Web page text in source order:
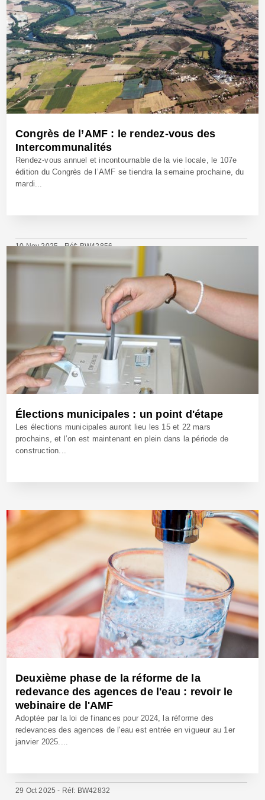
Congrès de l’AMF : le rendez-vous des
Intercommunalités
Rendez-vous annuel et incontournable de la vie locale, le 107e
édition du Congrès de l’AMF se tiendra la semaine prochaine, du
mardi...
10 Nov 2025 - Réf: BW42856
Élections municipales : un point d'étape
Les élections municipales auront lieu les 15 et 22 mars
prochains, et l’on est maintenant en plein dans la période de
construction...
5 Nov 2025 - Réf: BW42849
Deuxième phase de la réforme de la
redevance des agences de l'eau : revoir le
webinaire de l'AMF
Adoptée par la loi de finances pour 2024, la réforme des
redevances des agences de l'eau est entrée en vigueur au 1er
janvier 2025....
29 Oct 2025 - Réf: BW42832